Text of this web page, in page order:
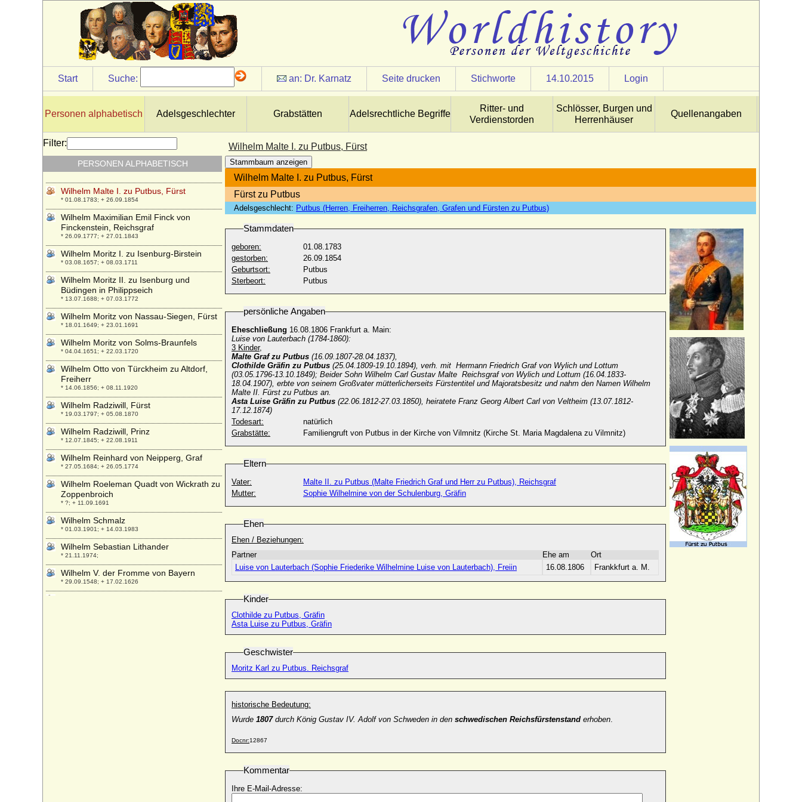
Start Suche: an: Dr. Karnatz Seite drucken Stichworte 14.10.2015 Login
Personen alphabetisch Adelsgeschlechter Grabstätten Adelsrechtliche Begriffe
Ritter- und
Verdienstorden
Schlösser, Burgen und
Herrenhäuser
Quellenangaben
Wilhelm Malte I. zu Putbus, Fürst
Stammbaum anzeigen
Wilhelm Malte I. zu Putbus, Fürst
Fürst zu Putbus
Adelsgeschlecht: Putbus (Herren, Freiherren, Reichsgrafen, Grafen und Fürsten zu Putbus)
Stammdaten
geboren:
01.08.1783
gestorben:
26.09.1854
Geburtsort:
Putbus
Sterbeort:
Putbus
persönliche Angaben
Eheschließung 16.08.1806 Frankfurt a. Main:
Luise von Lauterbach (1784-1860):
3 Kinder,
Malte Graf zu Putbus (16.09.1807-28.04.1837),
Clothilde Gräfin zu Putbus (25.04.1809-19.10.1894), verh. mit Hermann Friedrich Graf von Wylich und Lottum
(03.05.1796-13.10.1849); Beider Sohn Wilhelm Carl Gustav Malte Reichsgraf von Wylich und Lottum (16.04.1833-
18.04.1907), erbte von seinem Großvater mütterlicherseits Fürstentitel und Majoratsbesitz und nahm den Namen Wilhelm
Malte II. Fürst zu Putbus an.
Asta Luise Gräfin zu Putbus (22.06.1812-27.03.1850), heiratete Franz Georg Albert Carl von Veltheim (13.07.1812-
17.12.1874)
Todesart:
natürlich
Grabstätte:
Familiengruft von Putbus in der Kirche von Vilmnitz (Kirche St. Maria Magdalena zu Vilmnitz)
Eltern
Vater:
Malte II. zu Putbus (Malte Friedrich Graf und Herr zu Putbus), Reichsgraf
Mutter:
Sophie Wilhelmine von der Schulenburg, Gräfin
Ehen
Ehen / Beziehungen:
Partner
Ehe am
Ort
Luise von Lauterbach (Sophie Friederike Wilhelmine Luise von Lauterbach), Freiin
16.08.1806 Frankkfurt a. M.
Kinder
Clothilde zu Putbus, Gräfin
Asta Luise zu Putbus, Gräfin
Geschwister
Moritz Karl zu Putbus. Reichsgraf
historische Bedeutung:
Wurde 1807durch König Gustav IV. Adolf von Schweden in den schwedischen Reichsfürstenstand erhoben.
Docnr:12867
Kommentar
Ihre E-Mail-Adresse:
Filter:
PERSONEN ALPHABETISCH
Wilhelm Ludwig von Bissing, Kgl.-Preuß.
Generalmajor
* 12.02.1682; + 08.04.1762
Wilhelm Ludwig von Nassau-Dillenburg
* 13.03.1560; + 31.05.1620
Wilhelm Ludwig von Nassau-Saarbrücken
* 17.06.1801; + 27.10.1865
* 07.01.1647; + 23.06.1677
Wilhelm Magnus von Brünneck,
Generalfeldmarschall
* 01.05.1727; + 22.04.1817
Wilhelm Malte I. zu Putbus, Fürst
* 01.08.1783; + 26.09.1854
Wilhelm Maximilian Emil Finck von
Finckenstein, Reichsgraf
* 26.09.1777; + 27.01.1843
Wilhelm Moritz I. zu Isenburg-Birstein
* 03.08.1657; + 08.03.1711
Wilhelm Moritz II. zu Isenburg und
Büdingen in Philippseich
* 13.07.1688; + 07.03.1772
Wilhelm Moritz von Nassau-Siegen, Fürst
* 18.01.1649; + 23.01.1691
Wilhelm Moritz von Solms-Braunfels
* 04.04.1651; + 22.03.1720
Wilhelm Otto von Türckheim zu Altdorf,
Freiherr
* 14.06.1856; + 08.11.1920
Wilhelm Radziwill, Fürst
* 19.03.1797; + 05.08.1870
Wilhelm Radziwill, Prinz
* 12.07.1845; + 22.08.1911
Wilhelm Reinhard von Neipperg, Graf
* 27.05.1684; + 26.05.1774
Wilhelm Roeleman Quadt von Wickrath zu
Zoppenbroich
* ?; + 11.09.1691
Wilhelm Schmalz
* 01.03.1901; + 14.03.1983
Wilhelm Sebastian Lithander
* 21.11.1974;
Wilhelm V. der Fromme von Bayern
* 29.09.1548; + 17.02.1626